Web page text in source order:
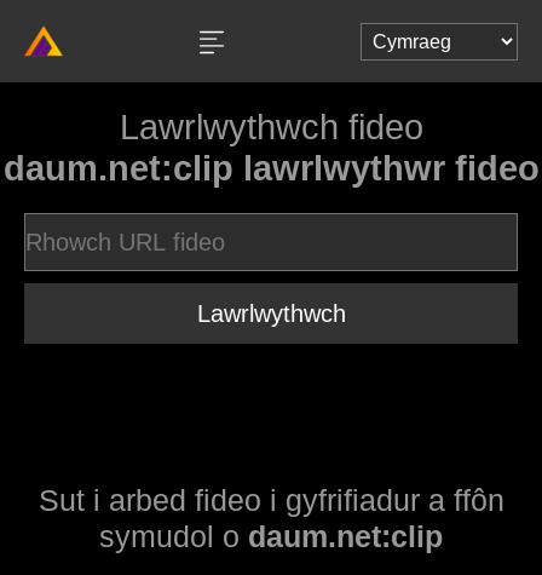
Lawrlwythwch fideo
daum.net:clip lawrlwythwr fideo
Lawrlwythwch
Sut i arbed fideo i gyfrifiadur a ffôn
symudol o daum.net:clip